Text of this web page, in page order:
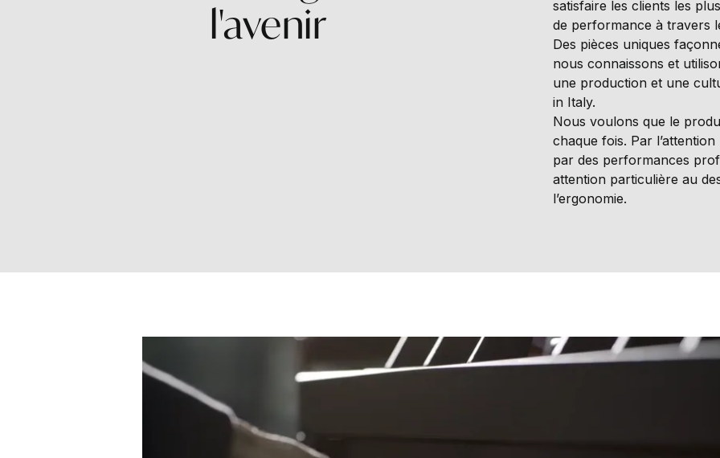
l'avenir
satisfaire les clients les
de performance à travers
Des pièces uniques
nous connaissons et
une production et une
in Italy.
Nous voulons que le
chaque fois. Par
par des performances
attention particulière au
l’ergonomie.